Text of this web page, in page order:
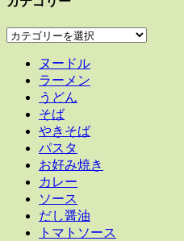
カ
ヌードル
ラーメン
うどん
そば
やきそば
パスタ
お好み焼き
カレー
ソース
だし醤油
トマトソース